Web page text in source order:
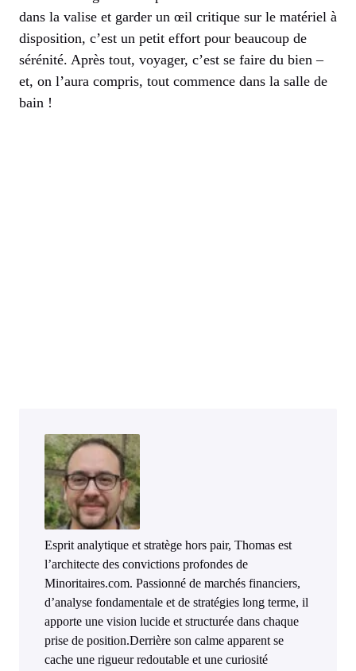
dans la valise et garder un œil critique sur le matériel à
disposition, c’est un petit effort pour beaucoup de
sérénité. Après tout, voyager, c’est se faire du bien –
et, on l’aura compris, tout commence dans la salle de
bain !
Esprit analytique et stratège hors pair, Thomas est
l’architecte des convictions profondes de
Minoritaires.com. Passionné de marchés financiers,
d’analyse fondamentale et de stratégies long terme, il
apporte une vision lucide et structurée dans chaque
prise de position.Derrière son calme apparent se
cache une rigueur redoutable et une curiosité